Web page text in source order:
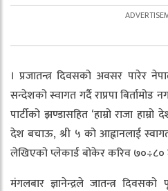
। प्रजातन्त्र दिवसको अवसर पारेर
सन्देशको स्वागत गर्दै राप्रपा बिर्तामोड
पार्टीको झण्डासहित ‘हाम्रो राजा
देश बचाऊ, श्री ५ को आह्वानलाई स्वागत
लेखिएको प्लेकार्ड बोकेर करिव ७०÷८०
मंगलबार ज्ञानेन्द्रले जातन्त्र दिवसको